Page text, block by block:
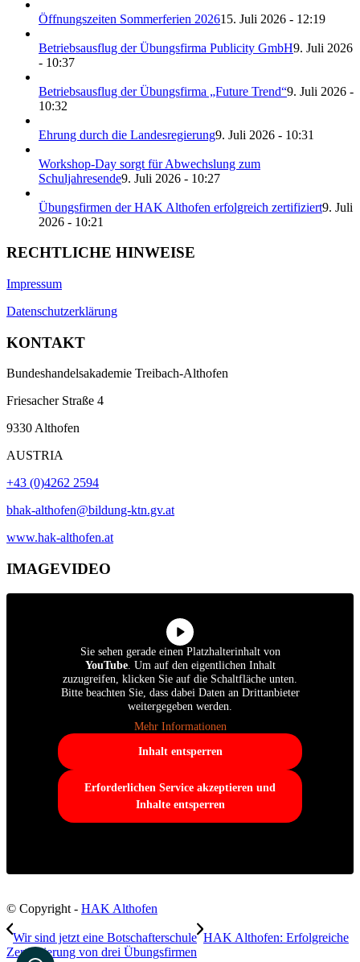
Öffnungszeiten Sommerferien 202615. Juli 2026 - 12:19
Betriebsausflug der Übungsfirma Publicity GmbH9. Juli 2026
- 10:37
Betriebsausflug der Übungsfirma „Future Trend“9. Juli 2026 -
10:32
Ehrung durch die Landesregierung9. Juli 2026 - 10:31
Workshop-Day sorgt für Abwechslung zum
Schuljahresende9. Juli 2026 - 10:27
Übungsfirmen der HAK Althofen erfolgreich zertifiziert9. Juli
2026 - 10:21
RECHTLICHE HINWEISE
Impressum
Datenschutzerklärung
KONTAKT
Bundeshandelsakademie Treibach-Althofen
Friesacher Straße 4
9330 Althofen
AUSTRIA
+43 (0)4262 2594
bhak-althofen@bildung-ktn.gv.at
www.hak-althofen.at
IMAGEVIDEO
Sie sehen gerade einen Platzhalterinhalt von
YouTube. Um auf den eigentlichen Inhalt
zuzugreifen, klicken Sie auf die Schaltfläche unten.
Bitte beachten Sie, dass dabei Daten an Drittanbieter
weitergegeben werden.
Mehr Informationen
Inhalt entsperren
Erforderlichen Service akzeptieren und
Inhalte entsperren
© Copyright - HAK Althofen
Wir sind jetzt eine Botschafterschule HAK Althofen: Erfolgreiche
Zertifizierung von drei Übungsfirmen